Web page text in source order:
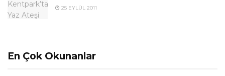
25 EYLÜL 2011
En Çok Okunanlar